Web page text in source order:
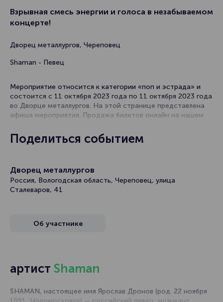
Взрывная смесь энергии и голоса в незабываемом
концерте!
Дворец металлургов, Череповец
Shaman - Певец
Мероприятие относится к категории «поп и эстрада» и
состоится с 11 октября 2023 года по 11 октября 2023 года
во Дворце металлургов. На этой странице представлена
афиша мероприятия. Продажа билетов онлайн на нашем
Зачастую это единственная возможность достать билет
на концерт.
проходят часто. Концертные залы на выступлениях
любимых артистов всегда заполнены, поскольку поп-
музыка любима практически всеми. Легкие мотивы,
В репертуаре поп-певца таких песен всегда несколько,
Световое сопровождение и сценические эффекты
которые просто нельзя пропустить!
Поделиться событием
Дворец металлургов
Россия, Вологодская область, Череповец, улица
Сталеваров, 41
Об участнике
артист Shaman
SHAMAN, настоящее имя Ярослав Дронов (род. 22 ноября